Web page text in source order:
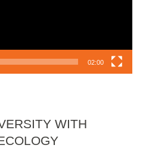
02:00
WITH